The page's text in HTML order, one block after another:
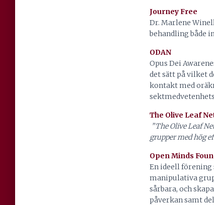
Journey Free
Dr. Marlene
behandling både
ODAN
Opus Dei
det sätt på vilket
kontakt med
The Olive Leaf
”The Olive Leaf
grupper med hög
Open Minds
En ideell
manipulativa
sårbara, och
påverkan samt